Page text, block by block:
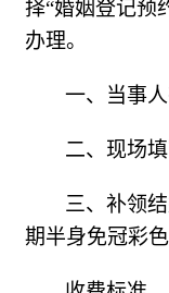
择“婚姻登记预
办理。
一、当事
二、现场
三、补领
期半身免冠彩